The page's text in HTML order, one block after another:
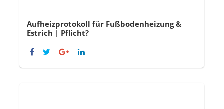
Aufheizprotokoll für Fußbodenheizung &
Estrich | Pflicht?